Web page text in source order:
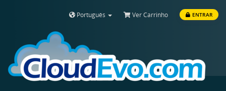
Português Ver Carrinho ENTRAR